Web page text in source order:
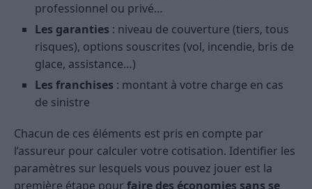
professionnel ou privé…
Les garanties : niveau de couverture (tiers, tous
risques), options souscrites (vol, incendie, bris de
glace, assistance…)
Les franchises : montant à votre charge en cas
de sinistre
Chacun de ces éléments est pris en compte par
l’assureur pour calculer votre cotisation. Identifier les
paramètres sur lesquels vous pouvez jouer est la
première étape pour faire des économies sans se